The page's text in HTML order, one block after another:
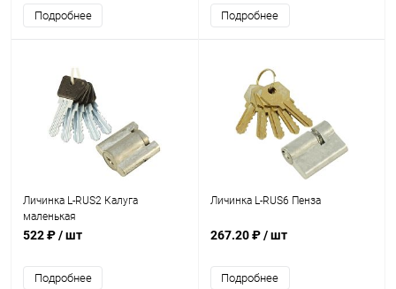
Подробнее Подробнее
Личинка L-RUS2 Калуга
маленькая
522 ₽/ шт
Подробнее
Личинка L-RUS6 Пенза
267.20 ₽/ шт
Подробнее